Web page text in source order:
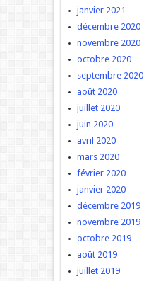
janvier 2021
décembre 2020
novembre 2020
octobre 2020
septembre 2020
août 2020
juillet 2020
juin 2020
avril 2020
mars 2020
février 2020
janvier 2020
décembre 2019
novembre 2019
octobre 2019
août 2019
juillet 2019